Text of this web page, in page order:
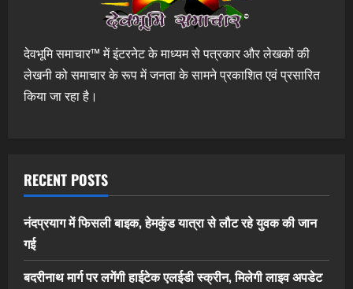
देवभूमि समाचार™ में इंटरनेट के माध्यम से पत्रकार और लेखकों की
लेखनी को समाचार के रूप में जनता के सामने प्रकाशित एवं प्रसारित
किया जा रहा है।
RECENT POSTS
नंदप्रयाग में फिसली बाइक, हेमकुंड यात्रा से लौट रहे युवक की जान
गई
बदरीनाथ मार्ग पर लगेंगी हाईटेक एलईडी स्क्रीन, मिलेगी लाइव अपडेट